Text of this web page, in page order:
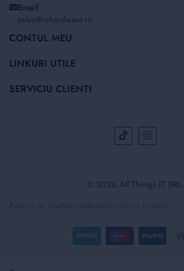
Email
sales@rehardware.ro
CONTUL MEU
LINKURI UTILE
SERVICIU CLIENTI
© 2026 All Things IT SRL.